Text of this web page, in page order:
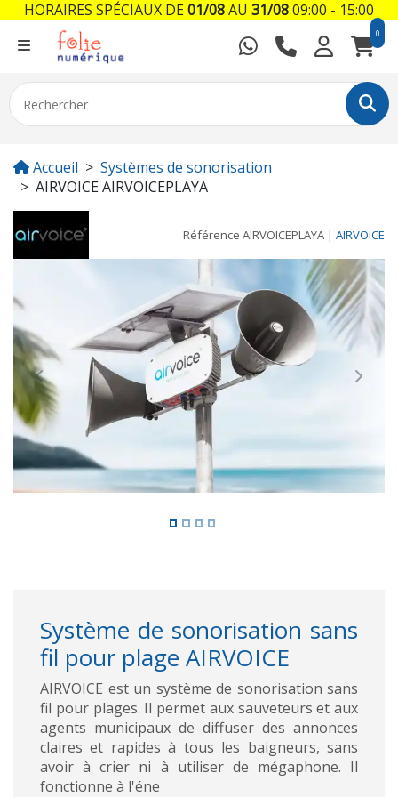
0
Accueil
Systèmes de sonorisation
AIRVOICE AIRVOICEPLAYA
Référence AIRVOICEPLAYA | AIRVOICE
Previous Next
Système de sonorisation sans
fil pour plage AIRVOICE
AIRVOICE est un système de sonorisation sans
fil pour plages. Il permet aux sauveteurs et aux
agents municipaux de diffuser des annonces
claires et rapides à tous les baigneurs, sans
avoir à crier ni à utiliser de mégaphone. Il
fonctionne à l'éne
HORAIRES SPÉCIAUX DE01/08AU 31/0809:00 - 15:00